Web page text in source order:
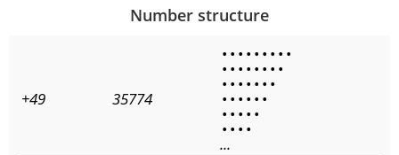
Number structure
+49 35774
• • • • • • • • •
• • • • • • • •
• • • • • • •
• • • • • •
• • • • •
• • • •
...